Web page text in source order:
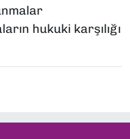
hukuki karşılığı